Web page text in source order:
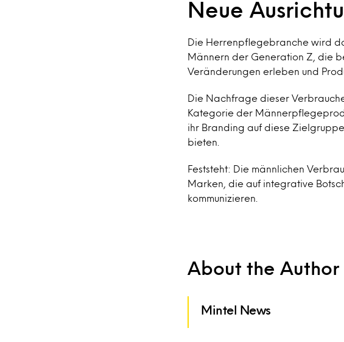
Neue
Die Herrenpflegebranche wird
Männern der Generation Z, die
Veränderungen erleben und
Die Nachfrage dieser
Kategorie der
ihr Branding auf diese
bieten.
Feststeht: Die männlichen
Marken, die auf integrative
kommunizieren.
About the Author
Mintel News